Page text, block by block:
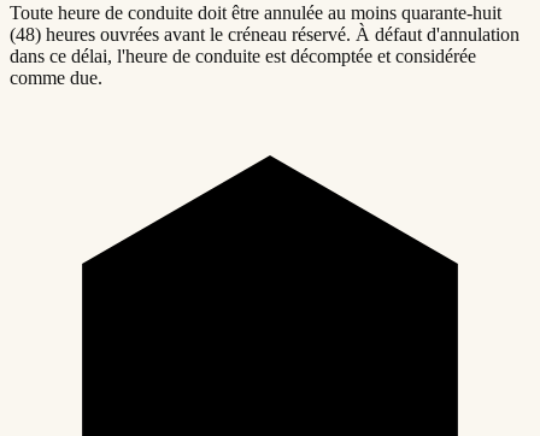
Toute heure de conduite doit être annulée au moins quarante-huit
(48) heures ouvrées avant le créneau réservé. À défaut d'annulation
dans ce délai, l'heure de conduite est décomptée et considérée
comme due.